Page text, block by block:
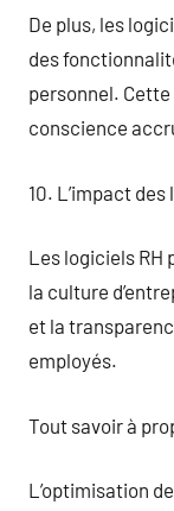
De plus, les
des
personnel. Cette
conscience
10. L’impact
Les logiciels
la culture
et la
employés.
Tout savoir à
L’optimisation